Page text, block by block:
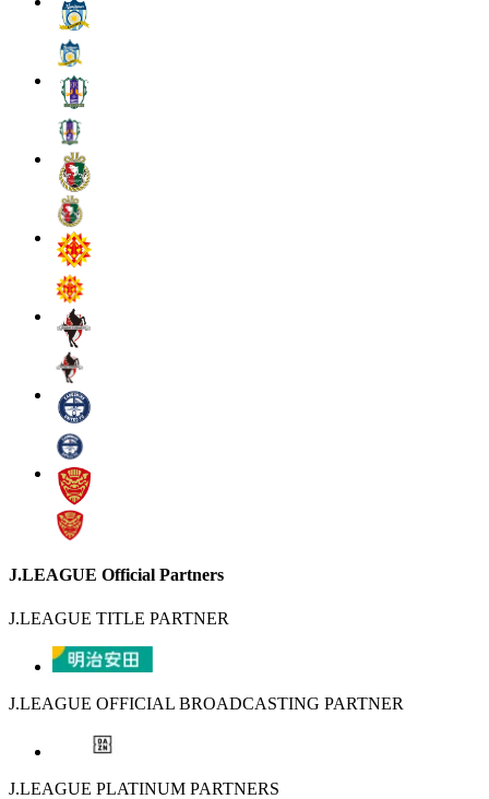
J.LEAGUE Official Partners
J.LEAGUE TITLE PARTNER
J.LEAGUE OFFICIAL BROADCASTING PARTNER
J.LEAGUE PLATINUM PARTNERS